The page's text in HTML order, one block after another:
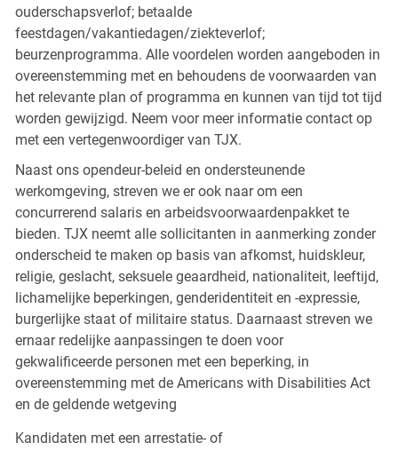
ouderschapsverlof; betaalde
feestdagen/vakantiedagen/ziekteverlof;
beurzenprogramma. Alle voordelen worden aangeboden in
overeenstemming met en behoudens de voorwaarden van
het relevante plan of programma en kunnen van tijd tot tijd
worden gewijzigd. Neem voor meer informatie contact op
met een vertegenwoordiger van TJX.
Naast ons opendeur-beleid en ondersteunende
werkomgeving, streven we er ook naar om een
concurrerend salaris en arbeidsvoorwaardenpakket te
bieden. TJX neemt alle sollicitanten in aanmerking zonder
onderscheid te maken op basis van afkomst, huidskleur,
religie, geslacht, seksuele geaardheid, nationaliteit, leeftijd,
lichamelijke beperkingen, genderidentiteit en -expressie,
burgerlijke staat of militaire status. Daarnaast streven we
ernaar redelijke aanpassingen te doen voor
gekwalificeerde personen met een beperking, in
overeenstemming met de Americans with Disabilities Act
en de geldende wetgeving
Kandidaten met een arrestatie- of